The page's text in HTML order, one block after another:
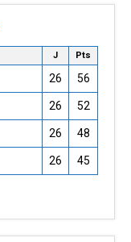
J Pts
26 56
26 52
26 48
26 45